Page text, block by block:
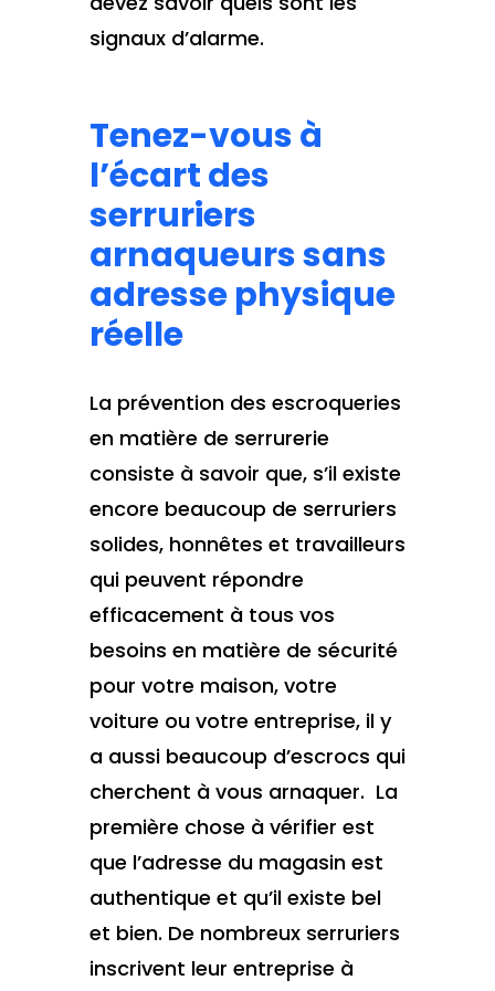
signaux d’alarme.
Tenez-vous à
l’écart des
serruriers
arnaqueurs sans
adresse physique
réelle
La prévention des escroqueries
en matière de serrurerie
consiste à savoir que, s’il existe
encore beaucoup de serruriers
solides, honnêtes et travailleurs
qui peuvent répondre
efficacement à tous vos
besoins en matière de sécurité
pour votre maison, votre
voiture ou votre entreprise, il y
a aussi beaucoup d’escrocs qui
cherchent à vous arnaquer. La
première chose à vérifier est
que l’adresse du magasin est
authentique et qu’il existe bel
et bien. De nombreux serruriers
inscrivent leur entreprise à